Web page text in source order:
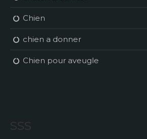
Chien
chien a donner
Chien pour aveugle
sss